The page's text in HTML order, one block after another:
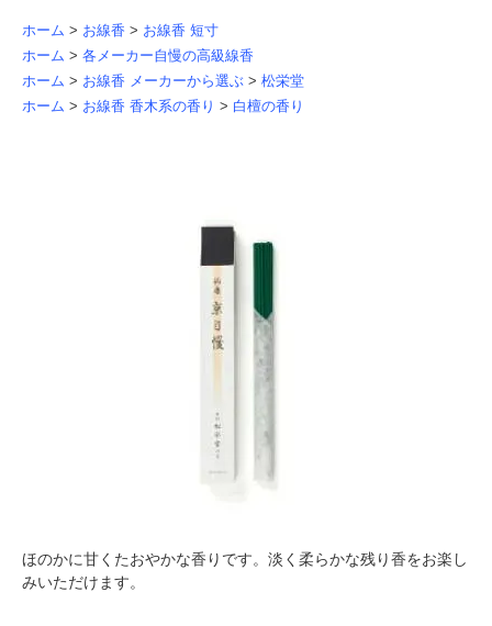
ホーム > お線香 > お線香 短寸
ホーム > 各メーカー自慢の高級線香
ホーム > お線香 メーカーから選ぶ > 松栄堂
ホーム > お線香 香木系の香り > 白檀の香り
ほのかに甘くたおやかな香りです。淡く柔らかな残り香をお楽し
みいただけます。